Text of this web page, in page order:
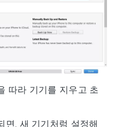
따라 기기를 지우고 초
면, 새 기기처럼 설정해